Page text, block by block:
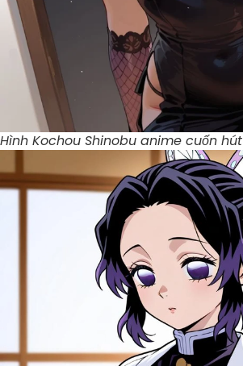
Hình Kochou Shinobu anime cuốn hút